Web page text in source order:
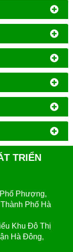
TRIỂN
Phượng,
Phố Hà
Khu Đô Thị
Hà Đông,